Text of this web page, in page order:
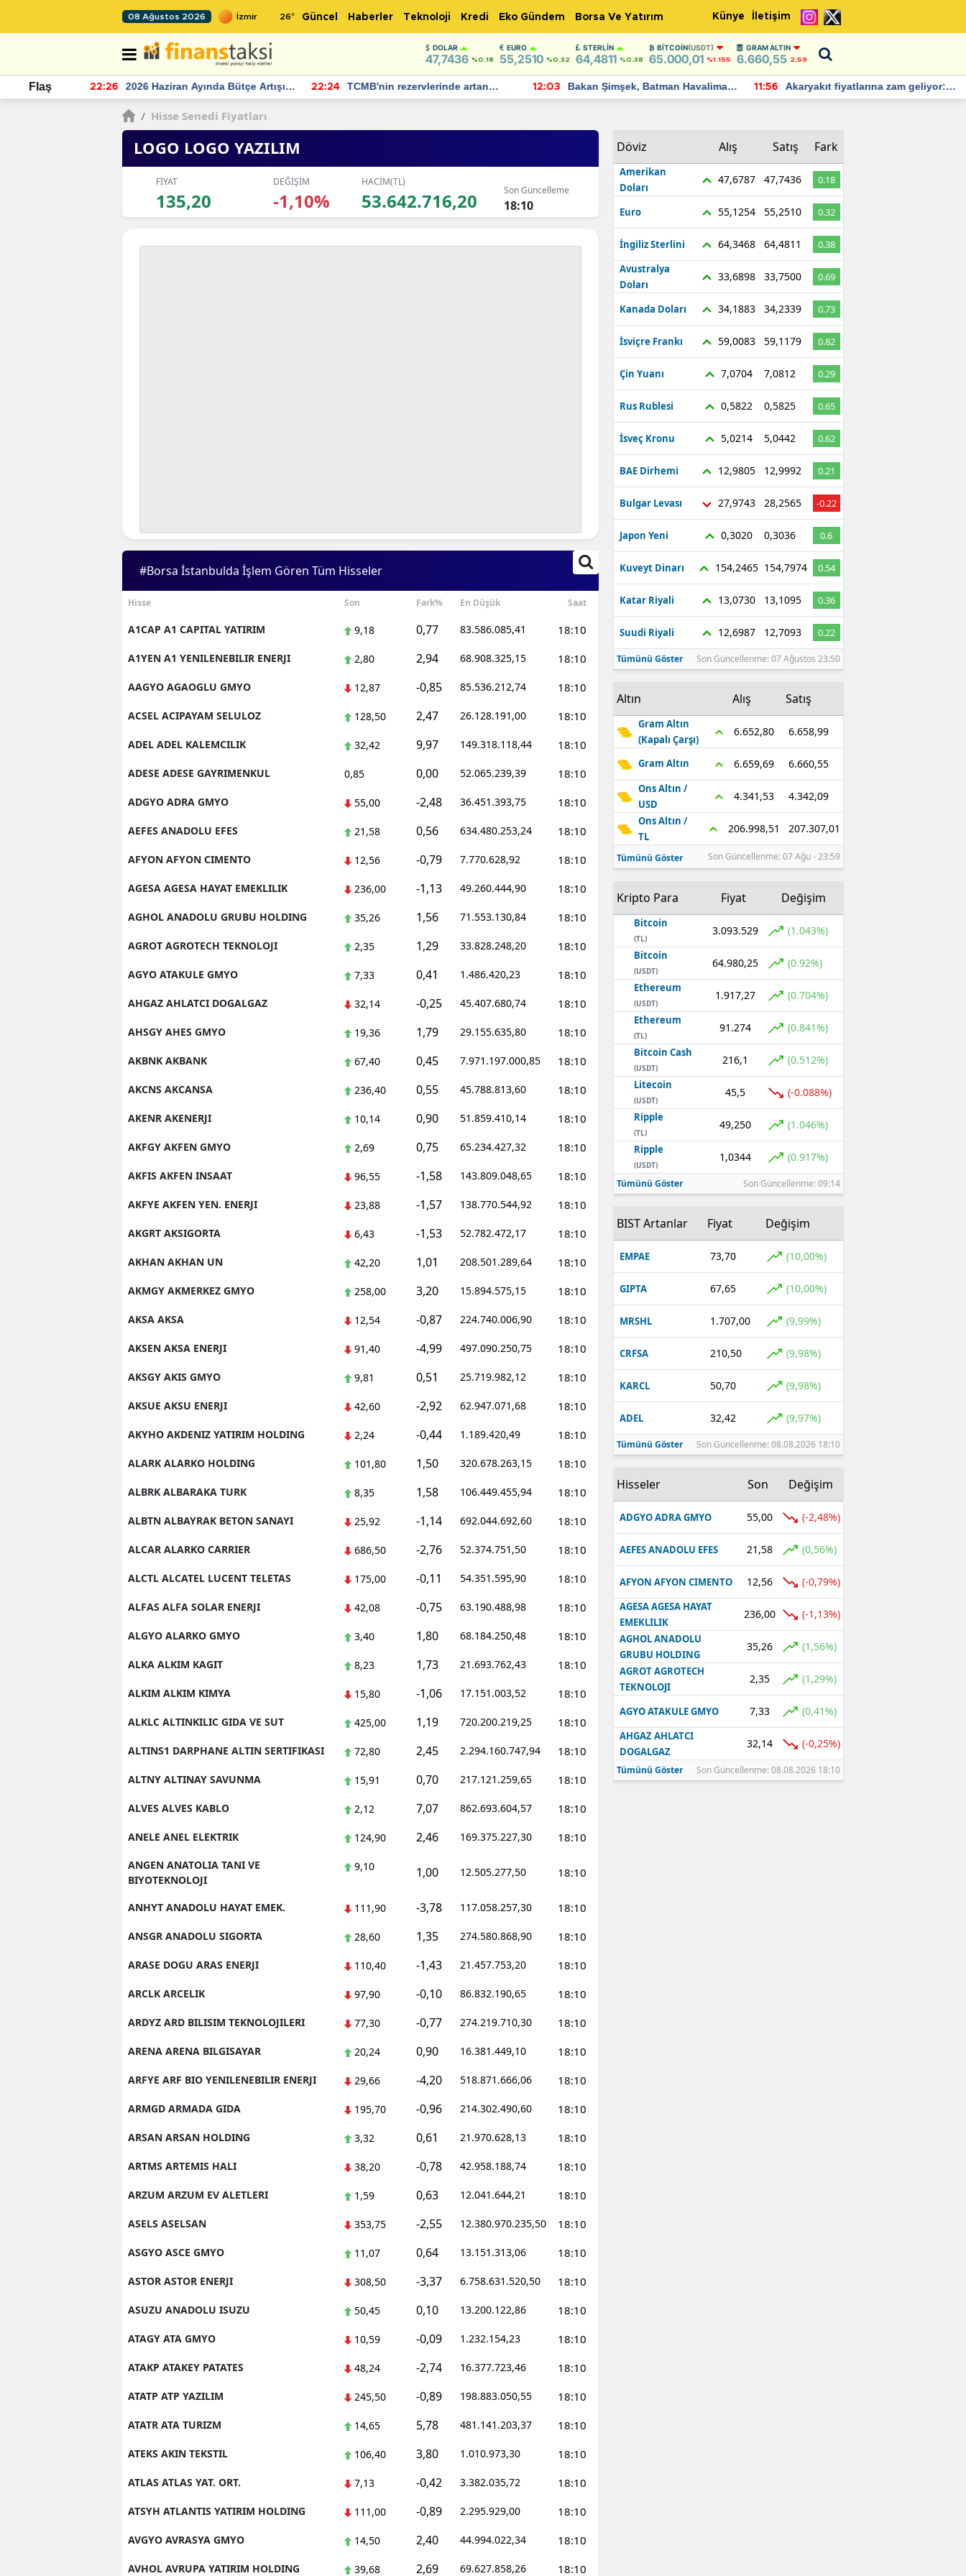
08 Ağustos 2026 26° Güncel Haberler Teknoloji Kredi Eko Gündem Borsa Ve Yatırım Künye İletişim
DOLAR
47,7436 %0.18
EURO
55,2510 %0.32
STERLIN
64,4811 %0.38
BITCOIN(USDT)
65.000,01 %1.155
GRAM ALTIN
6.660,55 2,59
Flaş 22:26
2026 Haziran Ayında Bütçe Artışı
Yaşandı
22:24
TCMB'nin rezervlerinde artan
momentum devam ediyor
12:03
Bakan Şimşek, Batman Havalimanı
için umut verici açıklamalarda
11:56
Akaryakıt fiyatlarına zam geliyor:
Yeni tarih açıklandı
/ Hisse Senedi Fiyatları
LOGO LOGO YAZILIM
FİYAT
135,20
DEĞİŞİM
-1,10%
HACİM(TL)
53.642.716,20 Son Güncelleme
18:10
#Borsa İstanbulda İşlem Gören Tüm Hisseler
Hisse Son Fark% En Düşük Saat
A1CAP A1 CAPITAL YATIRIM 9,18 0,77 83.586.085,41 18:10
A1YEN A1 YENILENEBILIR ENERJI 2,80 2,94 68.908.325,15 18:10
AAGYO AGAOGLU GMYO 12,87 -0,85 85.536.212,74 18:10
ACSEL ACIPAYAM SELULOZ 128,50 2,47 26.128.191,00 18:10
ADEL ADEL KALEMCILIK 32,42 9,97 149.318.118,44 18:10
ADESE ADESE GAYRIMENKUL 0,85 0,00 52.065.239,39 18:10
ADGYO ADRA GMYO 55,00 -2,48 36.451.393,75 18:10
AEFES ANADOLU EFES 21,58 0,56 634.480.253,24 18:10
AFYON AFYON CIMENTO 12,56 -0,79 7.770.628,92 18:10
AGESA AGESA HAYAT EMEKLILIK 236,00 -1,13 49.260.444,90 18:10
AGHOL ANADOLU GRUBU HOLDING 35,26 1,56 71.553.130,84 18:10
AGROT AGROTECH TEKNOLOJI 2,35 1,29 33.828.248,20 18:10
AGYO ATAKULE GMYO 7,33 0,41 1.486.420,23 18:10
AHGAZ AHLATCI DOGALGAZ 32,14 -0,25 45.407.680,74 18:10
AHSGY AHES GMYO 19,36 1,79 29.155.635,80 18:10
AKBNK AKBANK 67,40 0,45 7.971.197.000,85 18:10
AKCNS AKCANSA 236,40 0,55 45.788.813,60 18:10
AKENR AKENERJI 10,14 0,90 51.859.410,14 18:10
AKFGY AKFEN GMYO 2,69 0,75 65.234.427,32 18:10
AKFIS AKFEN INSAAT 96,55 -1,58 143.809.048,65 18:10
AKFYE AKFEN YEN. ENERJI 23,88 -1,57 138.770.544,92 18:10
AKGRT AKSIGORTA 6,43 -1,53 52.782.472,17 18:10
AKHAN AKHAN UN 42,20 1,01 208.501.289,64 18:10
AKMGY AKMERKEZ GMYO 258,00 3,20 15.894.575,15 18:10
AKSA AKSA 12,54 -0,87 224.740.006,90 18:10
AKSEN AKSA ENERJI 91,40 -4,99 497.090.250,75 18:10
AKSGY AKIS GMYO 9,81 0,51 25.719.982,12 18:10
AKSUE AKSU ENERJI 42,60 -2,92 62.947.071,68 18:10
AKYHO AKDENIZ YATIRIM HOLDING 2,24 -0,44 1.189.420,49 18:10
ALARK ALARKO HOLDING 101,80 1,50 320.678.263,15 18:10
ALBRK ALBARAKA TURK 8,35 1,58 106.449.455,94 18:10
ALBTN ALBAYRAK BETON SANAYI 25,92 -1,14 692.044.692,60 18:10
ALCAR ALARKO CARRIER 686,50 -2,76 52.374.751,50 18:10
ALCTL ALCATEL LUCENT TELETAS 175,00 -0,11 54.351.595,90 18:10
ALFAS ALFA SOLAR ENERJI 42,08 -0,75 63.190.488,98 18:10
ALGYO ALARKO GMYO 3,40 1,80 68.184.250,48 18:10
ALKA ALKIM KAGIT 8,23 1,73 21.693.762,43 18:10
ALKIM ALKIM KIMYA 15,80 -1,06 17.151.003,52 18:10
ALKLC ALTINKILIC GIDA VE SUT 425,00 1,19 720.200.219,25 18:10
ALTINS1 DARPHANE ALTIN SERTIFIKASI 72,80 2,45 2.294.160.747,94 18:10
ALTNY ALTINAY SAVUNMA 15,91 0,70 217.121.259,65 18:10
ALVES ALVES KABLO 2,12 7,07 862.693.604,57 18:10
ANELE ANEL ELEKTRIK 124,90 2,46 169.375.227,30 18:10
ANGEN ANATOLIA TANI VE
BIYOTEKNOLOJI
9,10 1,00 12.505.277,50 18:10
ANHYT ANADOLU HAYAT EMEK. 111,90 -3,78 117.058.257,30 18:10
ANSGR ANADOLU SIGORTA 28,60 1,35 274.580.868,90 18:10
ARASE DOGU ARAS ENERJI 110,40 -1,43 21.457.753,20 18:10
ARCLK ARCELIK 97,90 -0,10 86.832.190,65 18:10
ARDYZ ARD BILISIM TEKNOLOJILERI 77,30 -0,77 274.219.710,30 18:10
ARENA ARENA BILGISAYAR 20,24 0,90 16.381.449,10 18:10
ARFYE ARF BIO YENILENEBILIR ENERJI 29,66 -4,20 518.871.666,06 18:10
ARMGD ARMADA GIDA 195,70 -0,96 214.302.490,60 18:10
ARSAN ARSAN HOLDING 3,32 0,61 21.970.628,13 18:10
ARTMS ARTEMIS HALI 38,20 -0,78 42.958.188,74 18:10
ARZUM ARZUM EV ALETLERI 1,59 0,63 12.041.644,21 18:10
ASELS ASELSAN 353,75 -2,55 12.380.970.235,50 18:10
ASGYO ASCE GMYO 11,07 0,64 13.151.313,06 18:10
ASTOR ASTOR ENERJI 308,50 -3,37 6.758.631.520,50 18:10
ASUZU ANADOLU ISUZU 50,45 0,10 13.200.122,86 18:10
ATAGY ATA GMYO 10,59 -0,09 1.232.154,23 18:10
ATAKP ATAKEY PATATES 48,24 -2,74 16.377.723,46 18:10
ATATP ATP YAZILIM 245,50 -0,89 198.883.050,55 18:10
ATATR ATA TURIZM 14,65 5,78 481.141.203,37 18:10
ATEKS AKIN TEKSTIL 106,40 3,80 1.010.973,30 18:10
ATLAS ATLAS YAT. ORT. 7,13 -0,42 3.382.035,72 18:10
ATSYH ATLANTIS YATIRIM HOLDING 111,00 -0,89 2.295.929,00 18:10
AVGYO AVRASYA GMYO 14,50 2,40 44.994.022,34 18:10
AVHOL AVRUPA YATIRIM HOLDING 39,68 2,69 69.627.858,26 18:10
Döviz Alış Satış Fark
Amerikan
Doları
47,6787 47,7436 0.18
Euro 55,1254 55,2510 0.32
İngiliz Sterlini 64,3468 64,4811
0.38
Avustralya
Doları
33,6898 33,7500 0.69
Kanada Doları 34,1883 34,2339 0.73
İsviçre Frankı 59,0083 59,1179 0.82
Çin Yuanı 7,0704 7,0812 0.29
Rus Rublesi 0,5822 0,5825 0.65
İsveç Kronu 5,0214 5,0442 0.62
BAE Dirhemi 12,9805 12,9992 0.21
Bulgar Levası 27,9743 28,2565 -0.22
Japon Yeni 0,3020 0,3036 0.6
Kuveyt Dinarı 154,2465 154,7974 0.54
Katar Riyali 13,0730 13,1095 0.36
Suudi Riyali 12,6987 12,7093 0.22
Tümünü Göster Son Güncellenme: 07 Ağustos 23:50
Altın Alış Satış
Gram Altın
(Kapalı Çarşı)
6.652,80 6.658,99
Gram Altın 6.659,69 6.660,55
Ons Altın /
USD
4.341,53 4.342,09
Ons Altın /
TL
206.998,51 207.307,01
Tümünü Göster Son Güncellenme: 07 Ağu - 23:59
Kripto Para Fiyat Değişim
Bitcoin
(TL)
3.093.529 (1.043%)
Bitcoin
(USDT)
64.980,25 (0.92%)
Ethereum
(USDT)
1.917,27 (0.704%)
Ethereum
(TL)
91.274 (0.841%)
Bitcoin Cash
(USDT)
216,1 (0.512%)
Litecoin
(USDT)
45,5 (-0.088%)
Ripple
(TL)
49,250 (1.046%)
Ripple
(USDT)
1,0344 (0.917%)
Tümünü Göster Son Güncellenme: 09:14
BIST Artanlar Fiyat Değişim
EMPAE 73,70 (10,00%)
GIPTA 67,65 (10,00%)
MRSHL 1.707,00 (9,99%)
CRFSA 210,50 (9,98%)
KARCL 50,70 (9,98%)
ADEL 32,42 (9,97%)
Tümünü Göster Son Güncellenme: 08.08.2026 18:10
Hisseler Son Değişim
ADGYO ADRA GMYO 55,00 (-2,48%)
AEFES ANADOLU EFES 21,58 (0,56%)
AFYON AFYON CIMENTO 12,56 (-0,79%)
AGESA AGESA HAYAT
EMEKLILIK
236,00 (-1,13%)
AGHOL ANADOLU
GRUBU HOLDING
35,26 (1,56%)
AGROT AGROTECH
TEKNOLOJI
2,35 (1,29%)
AGYO ATAKULE GMYO 7,33 (0,41%)
AHGAZ AHLATCI
DOGALGAZ
32,14 (-0,25%)
Tümünü Göster Son Güncellenme: 08.08.2026 18:10